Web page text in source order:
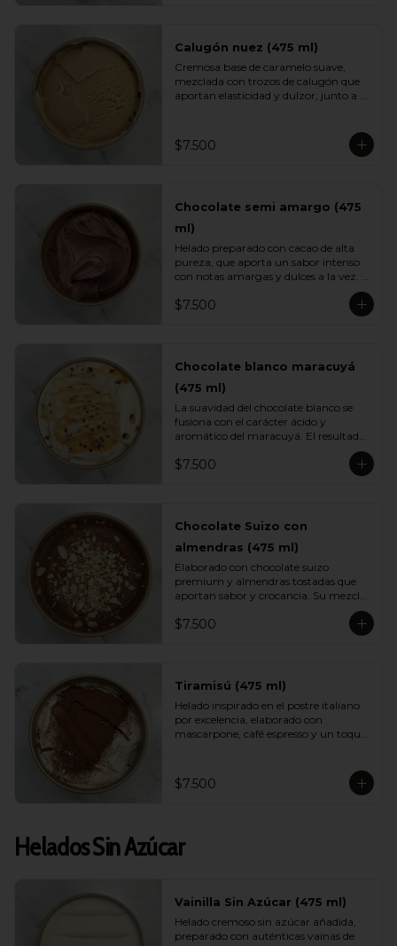
Calugón nuez (475 ml)
Cremosa base de caramelo suave,
mezclada con trozos de calugón que
aportan elasticidad y dulzor, junto a
golosa e intensa para fanáticos del
caramelo clásico.
$7.500
Chocolate semi amargo (475
ml)
Helado preparado con cacao de alta
pureza, que aporta un sabor intenso
con notas amargas y dulces a la vez.
profundo lo convierten en un
$7.500
Chocolate blanco maracuyá
(475 ml)
La suavidad del chocolate blanco se
fusiona con el carácter ácido y
aromático del maracuyá. El resultado
sorprendentemente fresco. Una
mezcla tropical elegante perfecta para
$7.500
Chocolate Suizo con
almendras (475 ml)
Elaborado con chocolate suizo
premium y almendras tostadas que
aportan sabor y crocancia. Su mezcla
equilibrio perfecto entre intensidad,
dulzor y textura. Un sabor sofisticado
$7.500
Tiramisú (475 ml)
Helado inspirado en el postre italiano
por excelencia, elaborado con
mascarpone, café espresso y un toque
esencia del tiramisú tradicional en
versión helada.
$7.500
Helados Sin Azúcar
Vainilla Sin Azúcar (475 ml)
Helado cremoso sin azúcar añadida,
preparado con auténticas vainas de